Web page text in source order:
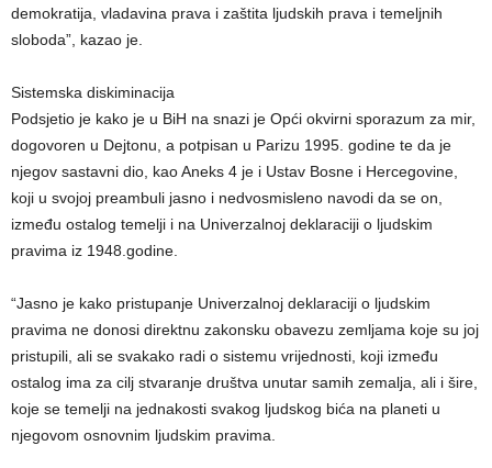
demokratija, vladavina prava i zaštita ljudskih prava i temeljnih
sloboda”, kazao je.
Sistemska diskiminacija
Podsjetio je kako je u BiH na snazi je Opći okvirni sporazum za mir,
dogovoren u Dejtonu, a potpisan u Parizu 1995. godine te da je
njegov sastavni dio, kao Aneks 4 je i Ustav Bosne i Hercegovine,
koji u svojoj preambuli jasno i nedvosmisleno navodi da se on,
između ostalog temelji i na Univerzalnoj deklaraciji o ljudskim
pravima iz 1948.godine.
“Jasno je kako pristupanje Univerzalnoj deklaraciji o ljudskim
pravima ne donosi direktnu zakonsku obavezu zemljama koje su joj
pristupili, ali se svakako radi o sistemu vrijednosti, koji između
ostalog ima za cilj stvaranje društva unutar samih zemalja, ali i šire,
koje se temelji na jednakosti svakog ljudskog bića na planeti u
njegovom osnovnim ljudskim pravima.